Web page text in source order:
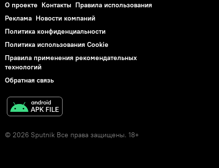
О проекте Контакты Правила использования
Реклама Новости компаний
Политика конфиденциальности
Политика использования Cookie
Правила применения рекомендательных
технологий
Обратная связь
© 2026 Sputnik Все права защищены. 18+